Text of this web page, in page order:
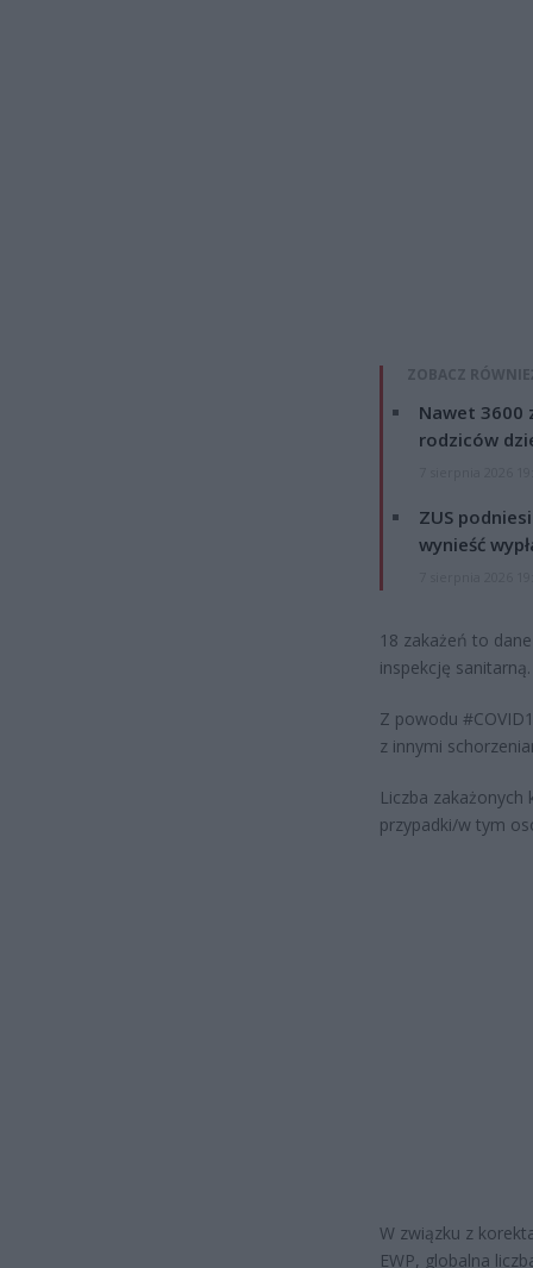
ZOBACZ
Nawet 3600
rodziców
ZUS
wynieść
18 zakażeń to
inspekcję sanitarną.
Z powodu
z innymi
Liczba
przypadki/w tym
W związku z
EWP, globalna